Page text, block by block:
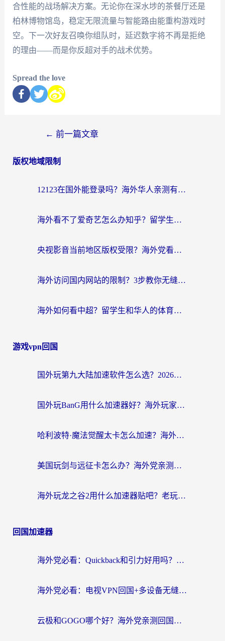
合性能的战场解决方案。无论你在深水埗的茶餐厅还是
柏林博物馆岛，稳定无限流量与智能路由能重构游戏时
空。下一次好友召唤你组队时，延迟数字将不再是拒绝
的理由——而是你反超对手的战术优势。
Spread the love
← 前一篇文章
版权地域限制
12123在国外能登录吗？海外华人亲测有效的回国加速器选择指南
海外看不了爱奇艺怎么办知乎？留学生亲测有效的回国加速方案
央视影音当前地区版权受限？海外党看国内剧、追电视台的终极解决方案
海外访问国内网站的限制？3步教你无缝解锁国内资源（附实测最优工具）
海外如何看中超？留学生和华人的体育赛事观看终极指南（附欧洲杯奥运会观看技巧）
游戏vpn回国
国外玩第九大陆加速软件怎么选？2026终极指南帮你告别延迟卡顿
国外玩BanG用什么加速器好？海外玩家亲测的国服游戏加速终极方案
哈利波特·魔法觉醒太卡怎么加速？海外党亲测有效的国服游戏加速指南
美国玩剑与远征卡怎么办？海外党亲测有效的国服游戏加速指南
海外玩龙之谷2用什么加速器贴吧？老玩家实测推荐，附新加坡猎魂觉醒国外剑与远征加速攻略
回国加速器
海外党必看：Quickback和引力好用吗？3分钟搞懂回国加速器怎么选
海外党必看：电视VPN回国+多设备无缝访问国内资源的实用指南
云极和GOGO哪个好？海外党亲测回国加速器选择指南（附iOS免费&Windows VPN实用技巧）